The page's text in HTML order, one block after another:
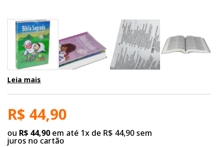
Leia mais
R$ 44,90
ou R$ 44,90 em até 1x de R$ 44,90 sem
juros no cartão